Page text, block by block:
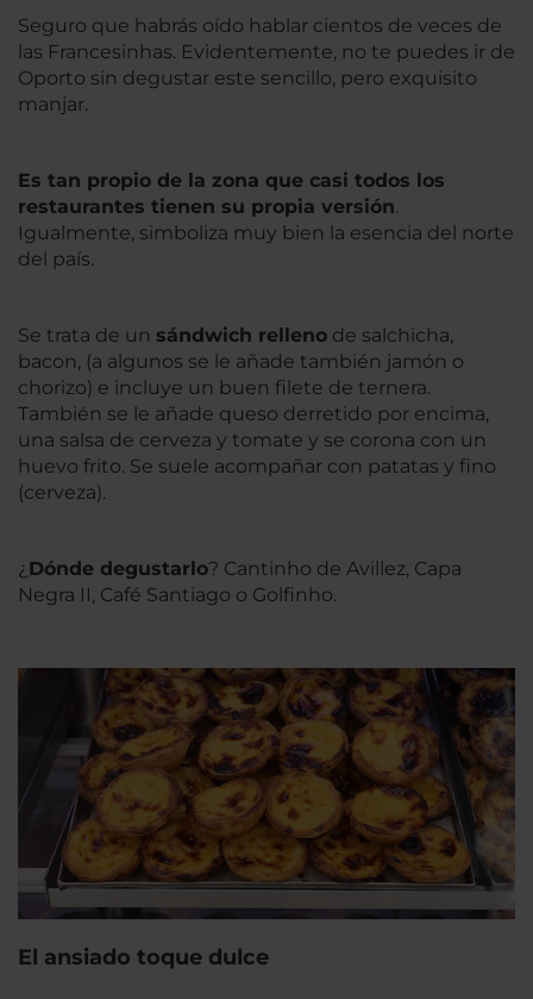
Seguro que habrás oído hablar cientos de veces de
las Francesinhas. Evidentemente, no te puedes ir de
Oporto sin degustar este sencillo, pero exquisito
manjar.
Es tan propio de la zona que casi todos los
restaurantes tienen su propia versión.
Igualmente, simboliza muy bien la esencia del norte
del país.
Se trata de un sándwich relleno de salchicha,
bacon, (a algunos se le añade también jamón o
chorizo) e incluye un buen filete de ternera.
También se le añade queso derretido por encima,
una salsa de cerveza y tomate y se corona con un
huevo frito. Se suele acompañar con patatas y fino
(cerveza).
¿ Dónde degustarlo? Cantinho de Avillez, Capa
Negra II, Café Santiago o Golfinho.
El ansiado toque dulce